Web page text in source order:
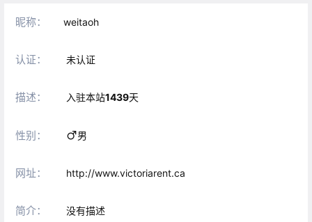
昵称： weitaoh
认证： 未认证
描述： 入驻本站1439天
性别： 男
网址： http://www.victoriarent.ca
简介： 没有描述